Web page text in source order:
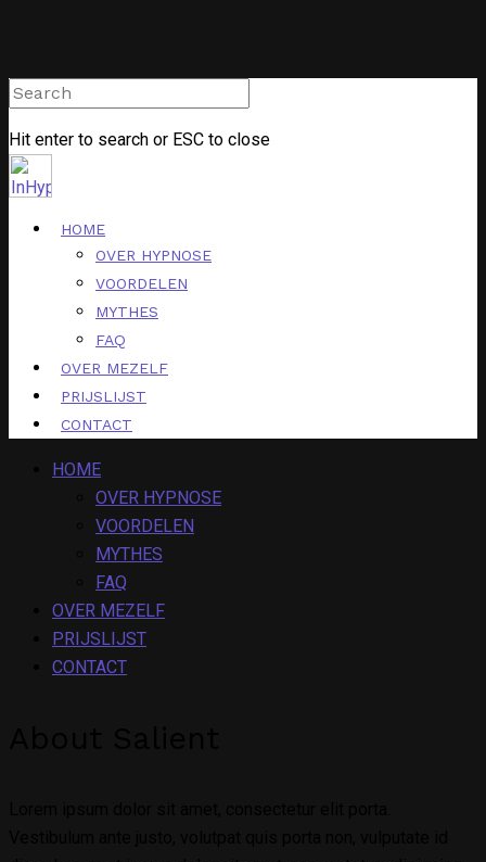
Hit enter to search or ESC to close
HOME
OVER HYPNOSE
VOORDELEN
MYTHES
FAQ
OVER MEZELF
PRIJSLIJST
CONTACT
HOME
OVER HYPNOSE
VOORDELEN
MYTHES
FAQ
OVER MEZELF
PRIJSLIJST
CONTACT